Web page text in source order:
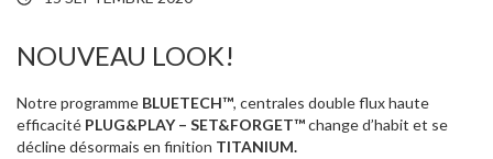
NOUVEAU LOOK!
Notre programme BLUETECH™, centrales double flux haute
efficacité PLUG&PLAY – SET&FORGET™change d’habit et se
décline désormais en finition TITANIUM.